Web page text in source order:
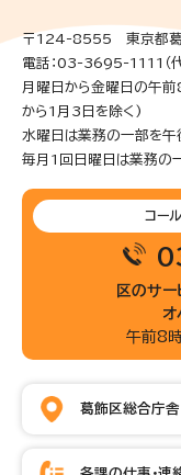
〒124-8555 東京都
電話：03-3695-1111（代
月曜日から金曜日の午
から1月3日を除く)
水曜日は業務の一部を午
毎月1回日曜日は業務の
コー
区のサ
オ
午前8
葛飾区総合庁舎